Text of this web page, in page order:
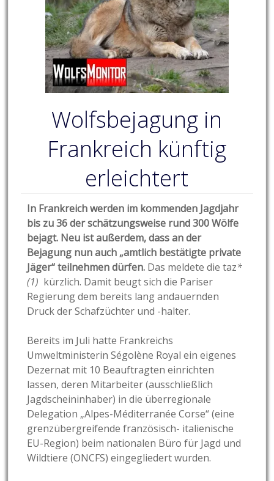
Wolfsbejagung in
Frankreich künftig
erleichtert
In Frankreich werden im kommenden Jagdjahr
bis zu 36 der schätzungsweise rund 300 Wölfe
bejagt. Neu ist außerdem, dass an der
Bejagung nun auch „amtlich bestätigte private
Jäger“ teilnehmen dürfen. Das meldete die taz*
(1) kürzlich. Damit beugt sich die Pariser
Regierung dem bereits lang andauernden
Druck der Schafzüchter und -halter.
Bereits im Juli hatte Frankreichs
Umweltministerin Ségolène Royal ein eigenes
Dezernat mit 10 Beauftragten einrichten
lassen, deren Mitarbeiter (ausschließlich
Jagdscheininhaber) in die überregionale
Delegation „Alpes-Méditerranée Corse“ (eine
grenzübergreifende französisch- italienische
EU-Region) beim nationalen Büro für Jagd und
Wildtiere (ONCFS) eingegliedert wurden.